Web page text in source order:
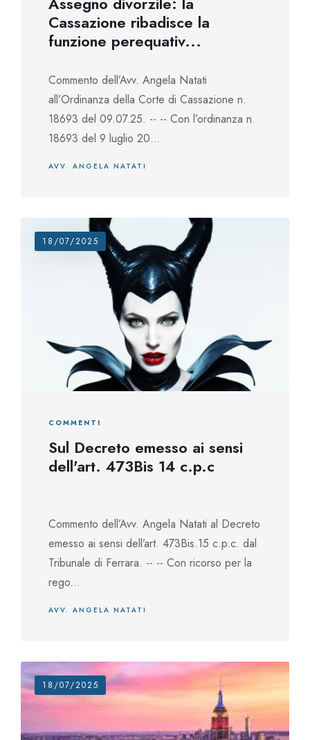
Cassazione ribadisce la
funzione perequativ...
Commento dell’Avv. Angela Natati
all’Ordinanza della Corte di Cassazione n.
18693 del 09.07.25. -- -- Con l’ordinanza n.
18693 del 9 luglio 20...
AVV. ANGELA NATATI
18/07/2025
COMMENTI
Sul Decreto emesso ai sensi
dell'art. 473Bis 14 c.p.c
Commento dell’Avv. Angela Natati al Decreto
emesso ai sensi dell’art. 473Bis.15 c.p.c. dal
Tribunale di Ferrara. -- -- Con ricorso per la
rego...
AVV. ANGELA NATATI
18/07/2025